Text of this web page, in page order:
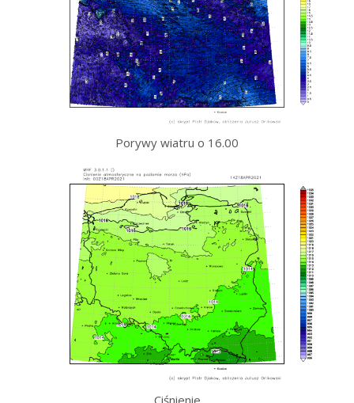
Porywy wiatru o 16.00
Ciśnienie